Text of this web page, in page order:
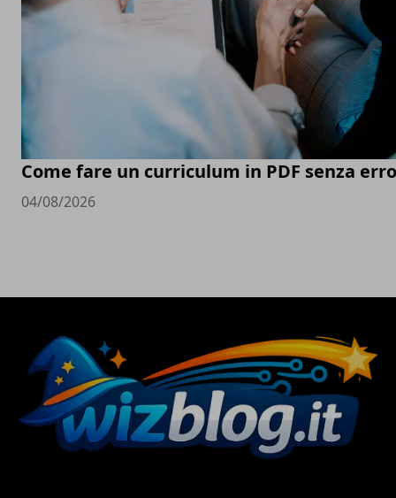
Come fare un curriculum in PDF senza
04/08/2026